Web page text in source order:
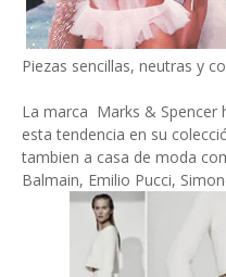
Piezas sencillas, neutras y
La marca Marks & Spencer
esta tendencia en su
tambien a casa de moda
Balmain, Emilio Pucci,